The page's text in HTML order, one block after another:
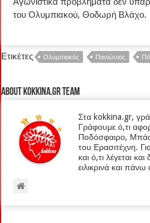
του Ολυμπιακού, Θοδωρή Βλάχο.
Ετικέτες Ολυμπιακός Πανιώνιος
About kokkina.gr TEAM
Στα kokkina.gr,
Γράφουμε ό,τι
Ποδόσφαιρο,
του Ερασιτέχνη. Για
και ό,τι λέγεται
ειλικρινά και